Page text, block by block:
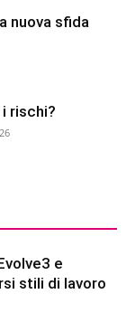
nuova sfida
i rischi?
e
stili di lavoro